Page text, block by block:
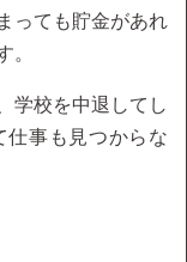
っても貯金があれ
。
学校を中退してし
仕事も見つからな